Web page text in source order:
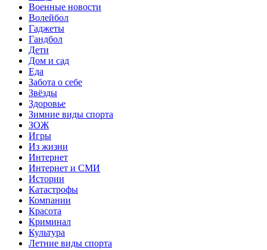
Военные новости
Волейбол
Гаджеты
Гандбол
Дети
Дом и сад
Еда
Забота о себе
Звёзды
Здоровье
Зимние виды спорта
ЗОЖ
Игры
Из жизни
Интернет
Интернет и СМИ
Истории
Катастрофы
Компании
Красота
Криминал
Культура
Летние виды спорта